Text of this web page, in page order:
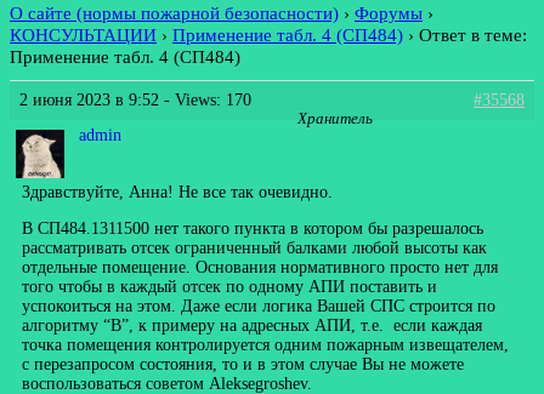
О сайте (нормы пожарной безопасности) › Форумы ›
КОНСУЛЬТАЦИИ › Применение табл. 4 (СП484) › Ответ в теме:
Применение табл. 4 (СП484)
2 июня 2023 в 9:52 - Views: 170
#35568
admin
Хранитель
Здравствуйте, Анна! Не все так очевидно.
В СП484.1311500 нет такого пункта в котором бы разрешалось
рассматривать отсек ограниченный балками любой высоты как
отдельные помещение. Основания нормативного просто нет для
того чтобы в каждый отсек по одному АПИ поставить и
успокоиться на этом. Даже если логика Вашей СПС строится по
алгоритму “В”, к примеру на адресных АПИ, т.е. если каждая
точка помещения контролируется одним пожарным извещателем,
с перезапросом состояния, то и в этом случае Вы не можете
воспользоваться советом Aleksegroshev.